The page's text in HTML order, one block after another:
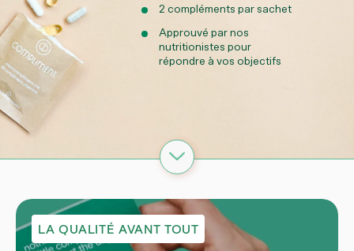
2 compléments par sachet
Approuvé par nos
nutritionistes pour
répondre à vos objectifs
LA QUALITÉ AVANT TOUT